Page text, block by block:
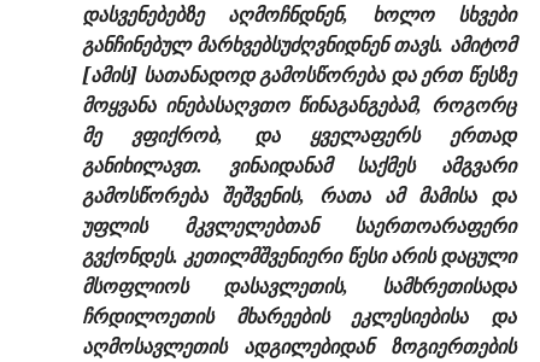
დასვენებებზე აღმოჩნდნენ, ხოლო სხვები
განჩინებულ მარხვებსუძღვნიდნენ თავს. ამიტომ
[ამის] სათანადოდ გამოსწორება და ერთ წესზე
მოყვანა ინებასაღვთო წინაგანგებამ, როგორც
მე ვფიქრობ, და ყველაფერს ერთად
განიხილავთ. ვინაიდანამ საქმეს ამგვარი
გამოსწორება შეშვენის, რათა ამ მამისა და
უფლის მკვლელებთან საერთოარაფერი
გვქონდეს. კეთილმშვენიერი წესი არის დაცული
მსოფლიოს დასავლეთის, სამხრეთისადა
ჩრდილოეთის მხარეების ეკლესიებისა და
აღმოსავლეთის ადგილებიდან ზოგიერთების